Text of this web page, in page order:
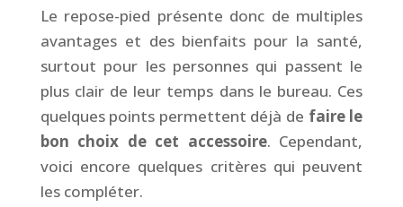
Le repose-pied présente donc de multiples
avantages et des bienfaits pour la santé,
surtout pour les personnes qui passent le
plus clair de leur temps dans le bureau. Ces
quelques points permettent déjà de faire le
bon choix de cet accessoire. Cependant,
voici encore quelques critères qui peuvent
les compléter.